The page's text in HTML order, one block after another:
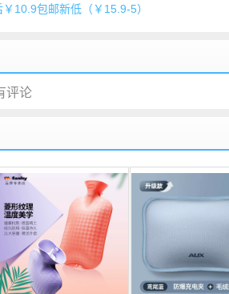
10.9包邮新低（￥15.9-5）
评论